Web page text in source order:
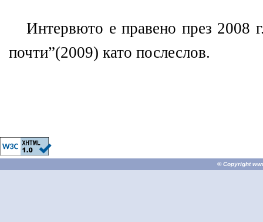
Интервюто е правено през 2008
почти”(2009) като послеслов.
© Copyright